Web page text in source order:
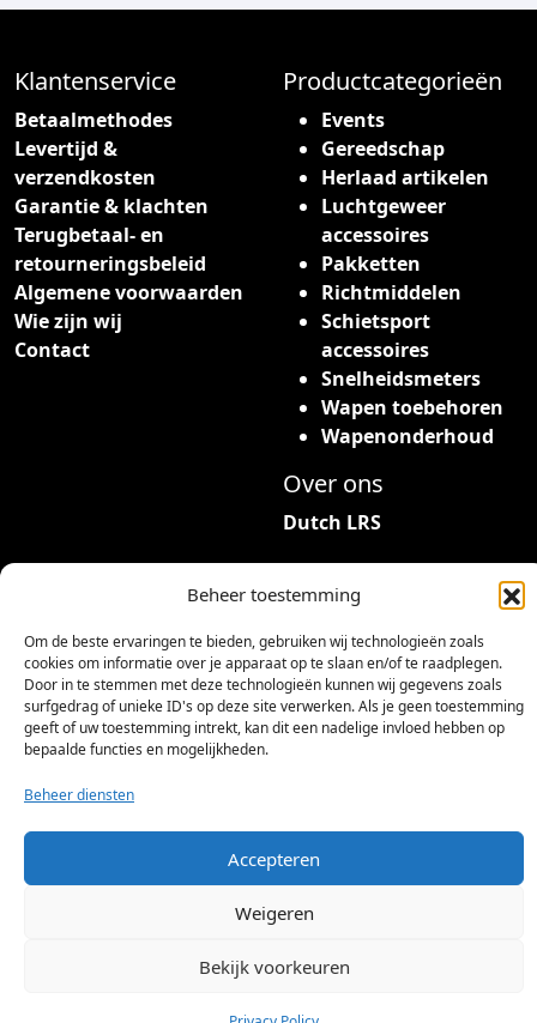
Beheer toestemming
Om de beste ervaringen te bieden, gebruiken wij technologieën zoals
cookies om informatie over je apparaat op te slaan en/of te raadplegen.
Door in te stemmen met deze technologieën kunnen wij gegevens zoals
surfgedrag of unieke ID's op deze site verwerken. Als je geen toestemming
geeft of uw toestemming intrekt, kan dit een nadelige invloed hebben op
bepaalde functies en mogelijkheden.
Beheer diensten
Accepteren
Weigeren
Bekijk voorkeuren
c
h
e
f
t
m
e
e
r
d
e
a
e
s
.
D
e
z
Klantenservice
Betaalmethodes
Levertijd &
verzendkosten
Garantie & klachten
Terugbetaal- en
retourneringsbeleid
Algemene voorwaarden
Wie zijn wij
Contact
Productcategorieën
Events
Gereedschap
Herlaad artikelen
Luchtgeweer
accessoires
Pakketten
Richtmiddelen
Schietsport
accessoires
Snelheidsmeters
Wapen toebehoren
Wapenonderhoud
Over ons
Dutch LRS
Adres: Hambeukerboord
35
(geen bezoekadres)
info@dutchlrs.nl
+31 45 2123953
2026 Dutch LRS